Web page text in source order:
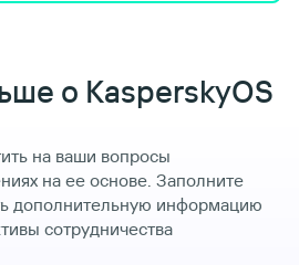
о KasperskyOS
на ваши вопросы
на ее основе. Заполните
дополнительную информацию
сотрудничества